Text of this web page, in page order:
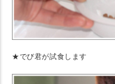
★でび君が試食します